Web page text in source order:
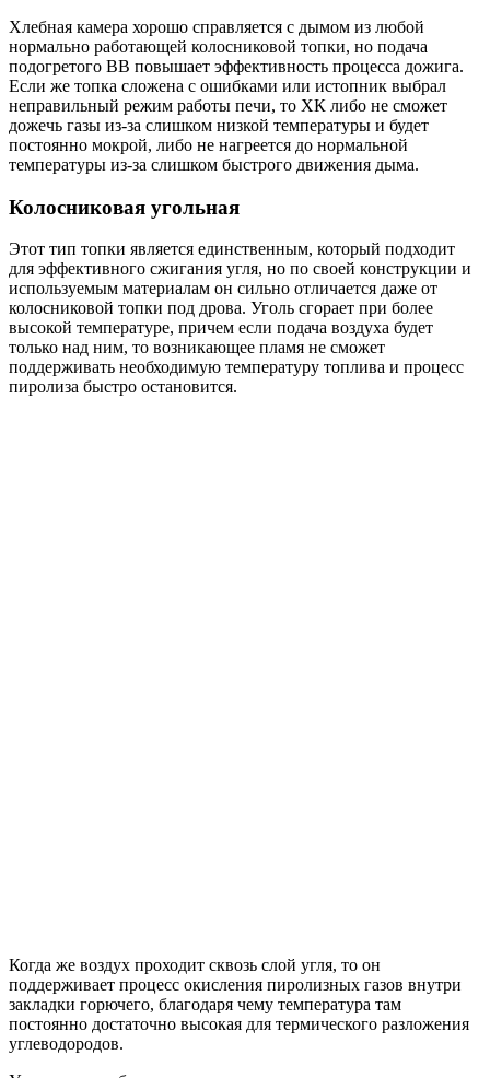
Хлебная камера хорошо справляется с дымом из любой
нормально работающей колосниковой топки, но подача
подогретого ВВ повышает эффективность процесса дожига.
Если же топка сложена с ошибками или истопник выбрал
неправильный режим работы печи, то ХК либо не сможет
дожечь газы из-за слишком низкой температуры и будет
постоянно мокрой, либо не нагреется до нормальной
температуры из-за слишком быстрого движения дыма.
Колосниковая угольная
Этот тип топки является единственным, который подходит
для эффективного сжигания угля, но по своей конструкции и
используемым материалам он сильно отличается даже от
колосниковой топки под дрова. Уголь сгорает при более
высокой температуре, причем если подача воздуха будет
только над ним, то возникающее пламя не сможет
поддерживать необходимую температуру топлива и процесс
пиролиза быстро остановится.
Когда же воздух проходит сквозь слой угля, то он
поддерживает процесс окисления пиролизных газов внутри
закладки горючего, благодаря чему температура там
постоянно достаточно высокая для термического разложения
углеводородов.